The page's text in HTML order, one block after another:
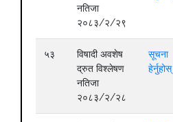
नतिजा
२०८३/२/२९
५३
विषादी अवशेष
द्रुत विश्लेषण
नतिजा
२०८३/२/२८
सूचना
हेर्नुहोस्